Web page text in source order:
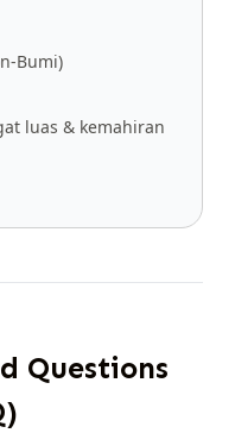
Bumi)
luas & kemahiran
Questions